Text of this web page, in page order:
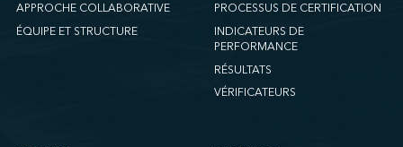
APPROCHE COLLABORATIVE
ÉQUIPE ET STRUCTURE
PROCESSUS DE CERTIFICATION
INDICATEURS DE
PERFORMANCE
RÉSULTATS
VÉRIFICATEURS